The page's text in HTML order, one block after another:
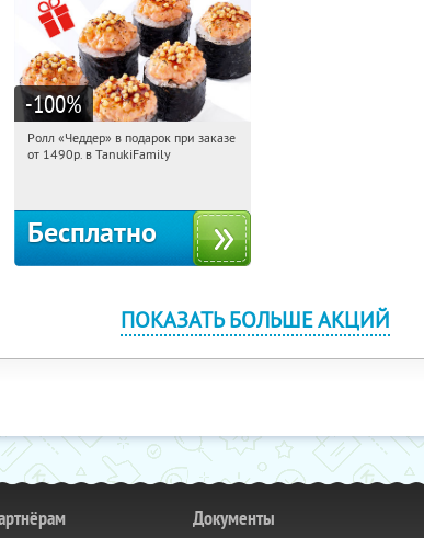
-100%
04:08:58 Получили:108
Ролл «Чеддер» в подарок при заказе
от 1490р. в TanukiFamily
Бесплатно
ПОКАЗАТЬ БОЛЬШЕ АКЦИЙ
Документы